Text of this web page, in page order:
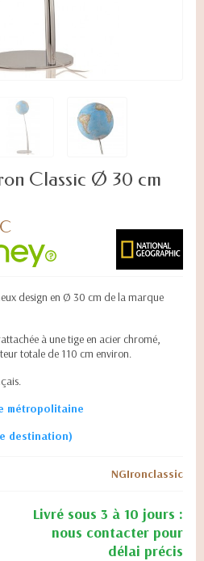
Classic Ø 30 cm
design en Ø 30 cm de la marque
à une tige en acier chromé,
totale de 110 cm environ.
métropolitaine
destination)
NGIronclassic
Livré sous 3 à 10 jours :
nous contacter pour
délai précis